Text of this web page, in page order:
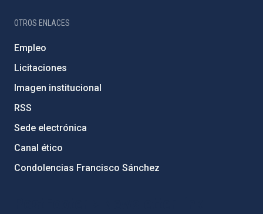
OTROS ENLACES
Empleo
Licitaciones
Imagen institucional
RSS
Sede electrónica
Canal ético
Condolencias Francisco Sánchez